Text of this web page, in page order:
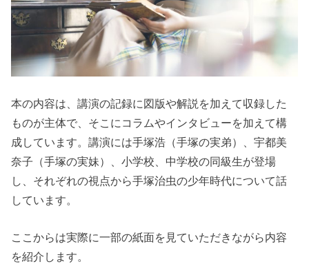
本の内容は、講演の記録に図版や解説を加えて収録した
ものが主体で、そこにコラムやインタビューを加えて構
成しています。講演には手塚浩（手塚の実弟）、宇都美
奈子（手塚の実妹）、小学校、中学校の同級生が登場
し、それぞれの視点から手塚治虫の少年時代について話
しています。
ここからは実際に一部の紙面を見ていただきながら内容
を紹介します。